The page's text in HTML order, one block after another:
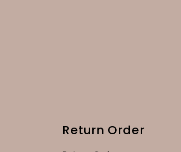
Return Order